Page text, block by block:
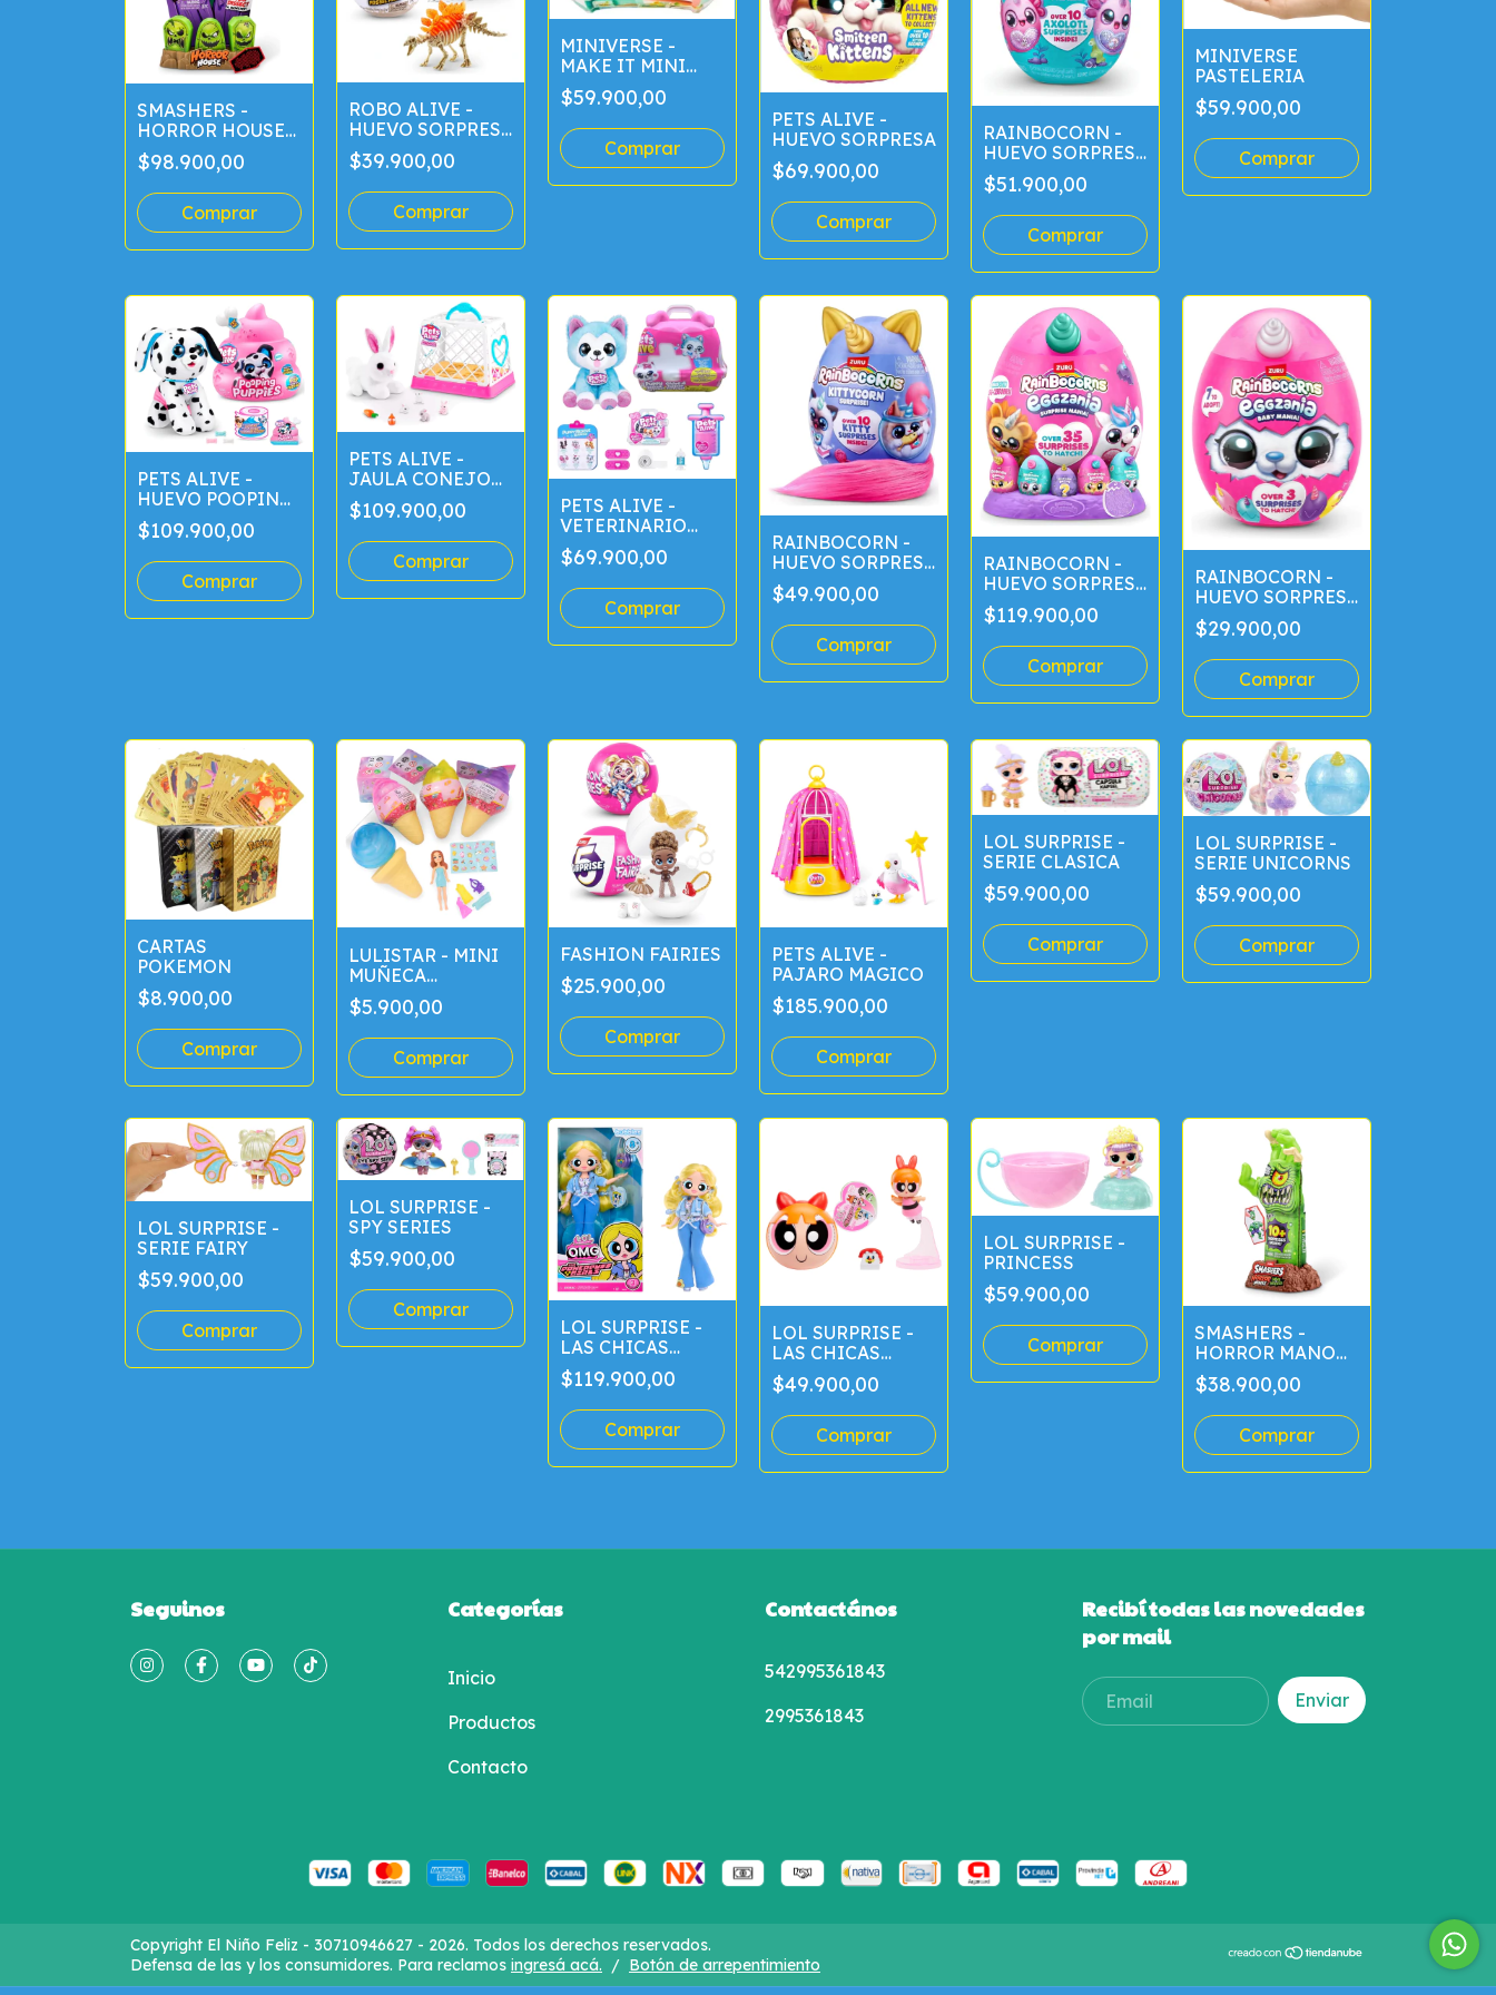
SMASHERS -
HORROR HOUSE
LARGE
$98.900,00
ROBO ALIVE -
HUEVO SORPRESA
15CM
$39.900,00
MINIVERSE -
MAKE IT MINI
15CM
$59.900,00
PETS ALIVE -
HUEVO SORPRESA
$69.900,00
RAINBOCORN -
HUEVO SORPRESA
AXOLOTLCORN
$51.900,00
MINIVERSE
PASTELERIA
$59.900,00
PETS ALIVE -
HUEVO POOPING
30 CM
$109.900,00
PETS ALIVE -
JAULA CONEJO
22 CM
$109.900,00
PETS ALIVE -
VETERINARIO
SORPRESA
$69.900,00
RAINBOCORN -
HUEVO SORPRESA
KITTYCORN
$49.900,00
RAINBOCORN -
HUEVO SORPRESA
30CM
$119.900,00
RAINBOCORN -
HUEVO SORPRESA
12CM
$29.900,00
CARTAS
POKEMON
$8.900,00
LULISTAR - MINI
MUÑECA
SORPRESA
$5.900,00
FASHION FAIRIES
$25.900,00
PETS ALIVE -
PAJARO MAGICO
$185.900,00
LOL SURPRISE -
SERIE CLASICA
$59.900,00
LOL SURPRISE -
SERIE UNICORNS
$59.900,00
LOL SURPRISE -
SERIE FAIRY
$59.900,00
LOL SURPRISE -
SPY SERIES
$59.900,00
LOL SURPRISE -
LAS CHICAS
SUPER
PODEROSAS 25
CM
$119.900,00
LOL SURPRISE -
LAS CHICAS
SUPER
PODEROSAS
$49.900,00
LOL SURPRISE -
PRINCESS
$59.900,00
SMASHERS -
HORROR MANO
DISSECT
$38.900,00
Seguinos Categorías
Inicio
Productos
Contacto
Contactános
542995361843
2995361843
Recibí todas las novedades
por mail
Copyright El Niño Feliz - 30710946627 - 2026. Todos los derechos reservados.
Defensa de las y los consumidores. Para reclamos ingresá acá. / Botón de arrepentimiento